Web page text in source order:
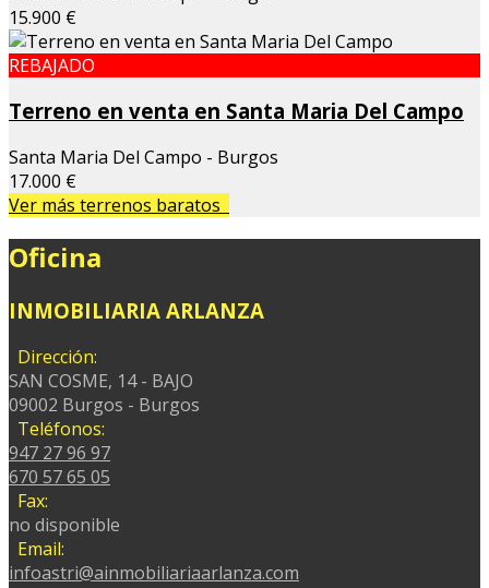
15.900 €
REBAJADO
Terreno en venta en Santa Maria Del Campo
Santa Maria Del Campo - Burgos
17.000 €
Ver más terrenos baratos
Oficina
INMOBILIARIA ARLANZA
Dirección:
SAN COSME, 14 - BAJO
09002 Burgos - Burgos
Teléfonos:
947 27 96 97
670 57 65 05
Fax:
no disponible
Email:
infoastri@ainmobiliariaarlanza.com